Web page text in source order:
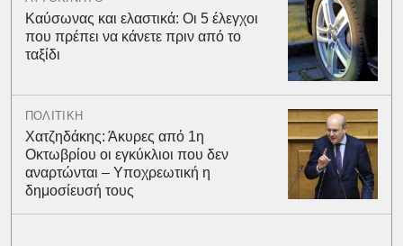
Καύσωνας και ελαστικά: Οι 5 έλεγχοι
που πρέπει να κάνετε πριν από το
ταξίδι
ΠΟΛΙΤΙΚΗ
Χατζηδάκης: Άκυρες από 1η
Οκτωβρίου οι εγκύκλιοι που δεν
αναρτώνται – Υποχρεωτική η
δημοσίευσή τους